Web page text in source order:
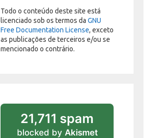
Todo o conteúdo deste site está
licenciado sob os termos da GNU
Free Documentation License, exceto
as publicações de terceiros e/ou se
mencionado o contrário.
21,711 spam
blocked by Akismet